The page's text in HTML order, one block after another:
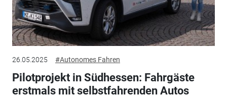
26.05.2025 #Autonomes Fahren
Pilotprojekt in Südhessen: Fahrgäste
erstmals mit selbstfahrenden Autos